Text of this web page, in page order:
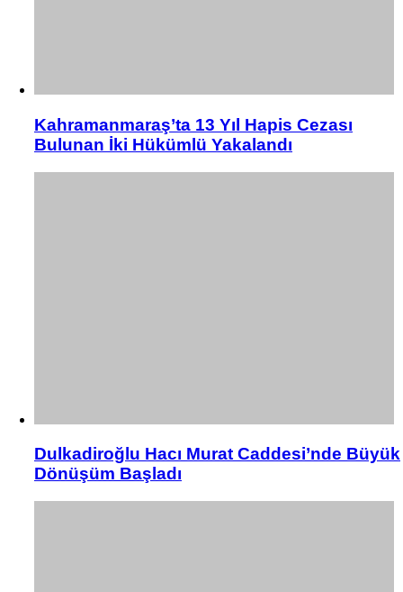
Kahramanmaraş’ta 13 Yıl Hapis Cezası
Bulunan İki Hükümlü Yakalandı
Dulkadiroğlu Hacı Murat Caddesi’nde Büyük
Dönüşüm Başladı